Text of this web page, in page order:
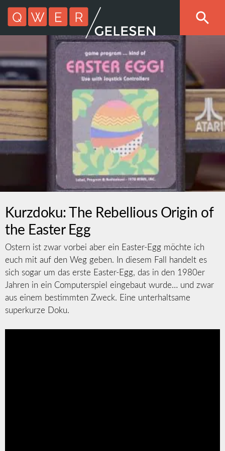
Kurzdoku: The Rebellious Origin of
the Easter Egg
Ostern ist zwar vorbei aber ein Easter-Egg möchte ich
euch mit auf den Weg geben. In diesem Fall handelt es
sich sogar um das erste Easter-Egg, das in den 1980er
Jahren in ein Computerspiel eingebaut wurde… und zwar
aus einem bestimmten Zweck. Eine unterhaltsame
superkurze Doku.